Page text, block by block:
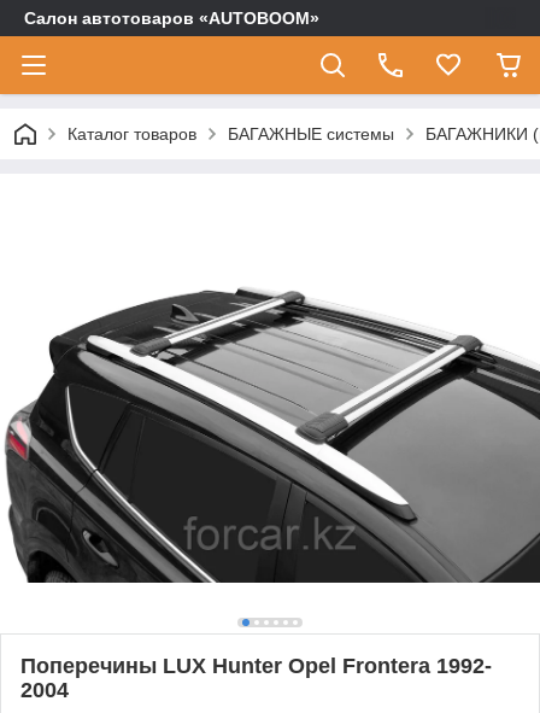
Салон автотоваров «AUTOBOOM»
Каталог товаров БАГАЖНЫЕ системы БАГАЖНИКИ
Поперечины LUX Hunter Opel Frontera 1992-
2004